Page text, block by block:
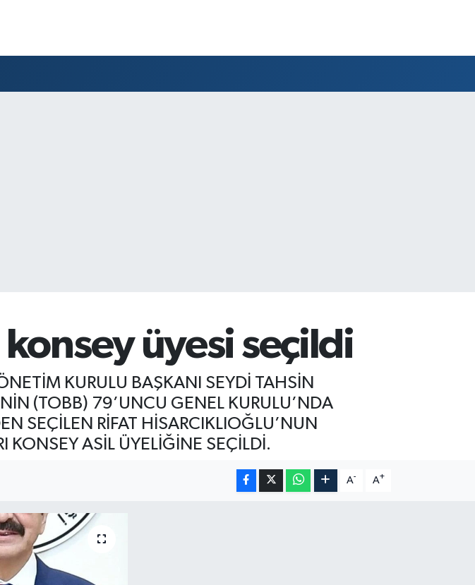
konsey üyesi seçildi
KURULU BAŞKANI SEYDİ TAHSİN
(TOBB) 79’UNCU GENEL KURULU’NDA
SEÇİLEN RİFAT HİSARCIKLIOĞLU’NUN
KONSEY ASİL ÜYELİĞİNE SEÇİLDİ.
A- A+